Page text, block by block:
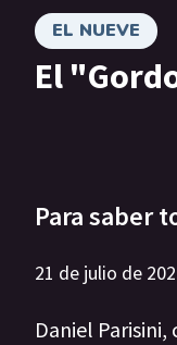
EL NUEVE
El
Para saber
21 de julio de
Daniel